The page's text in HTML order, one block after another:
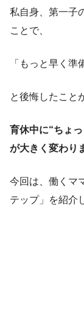
私自身、第一子
ことで、
「もっと早く準
と後悔したこと
育休中に“ちょ
が大きく変わり
今回は、働くマ
テップ」を紹介